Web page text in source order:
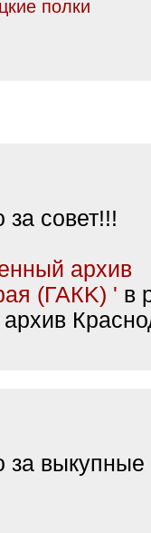
полки
совет!!!
архив
(ГАКK) ' в
за